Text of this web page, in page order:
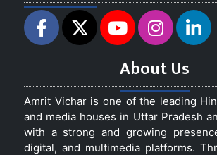
About Us
Amrit Vichar is one of the leading
and media houses in Uttar Pradesh
with a strong and growing
digital, and multimedia platforms.